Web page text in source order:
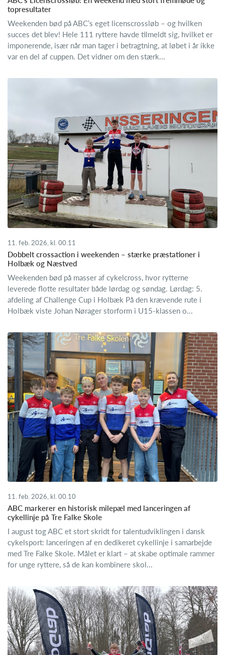
topresultater
Weekenden bød på ABC’s eget licenscrossløb – og hvilken
succes det blev! Hele 111 ryttere havde tilmeldt sig, hvilket er
imponerende, især når man tager i betragtning, at løbet i år ikke
var en del af cuppen. Det vidner om den stærk...
11. feb. 2026, kl. 00.11
Dobbelt crossaction i weekenden – stærke præstationer i
Holbæk og Næstved
Weekenden bød på masser af cykelcross, hvor rytterne
leverede flotte resultater både lørdag og søndag. Lørdag: 5.
afdeling af Challenge Cup i Holbæk På den krævende rute i
Holbæk viste Johan Nørager storform i U15-klassen o...
11. feb. 2026, kl. 00.10
ABC markerer en historisk milepæl med lanceringen af
cykellinje på Tre Falke Skole
I august tog ABC et stort skridt for talentudviklingen i dansk
cykelsport: lanceringen af en dedikeret cykellinje i samarbejde
med Tre Falke Skole. Målet er klart – at skabe optimale rammer
for unge ryttere, så de kan kombinere skol...